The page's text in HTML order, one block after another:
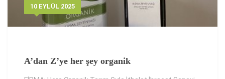
10 EYLÜL 2025
A’dan Z’ye her şey organik